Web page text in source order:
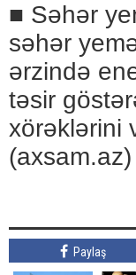
■ Səhər
səhər
ərzində
təsir
xörəklərini
(axsam.az)
Paylaş